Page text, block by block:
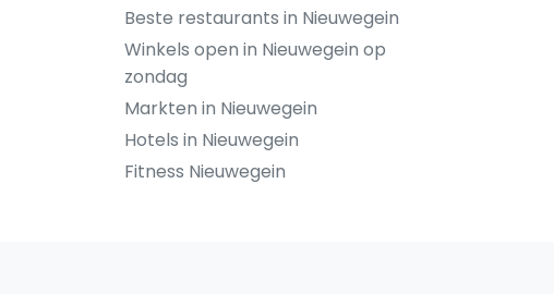
Beste restaurants in Nieuwegein
Winkels open in Nieuwegein op
zondag
Markten in Nieuwegein
Hotels in Nieuwegein
Fitness Nieuwegein